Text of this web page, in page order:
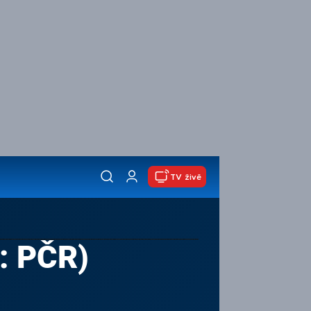
TV živě
PČR)